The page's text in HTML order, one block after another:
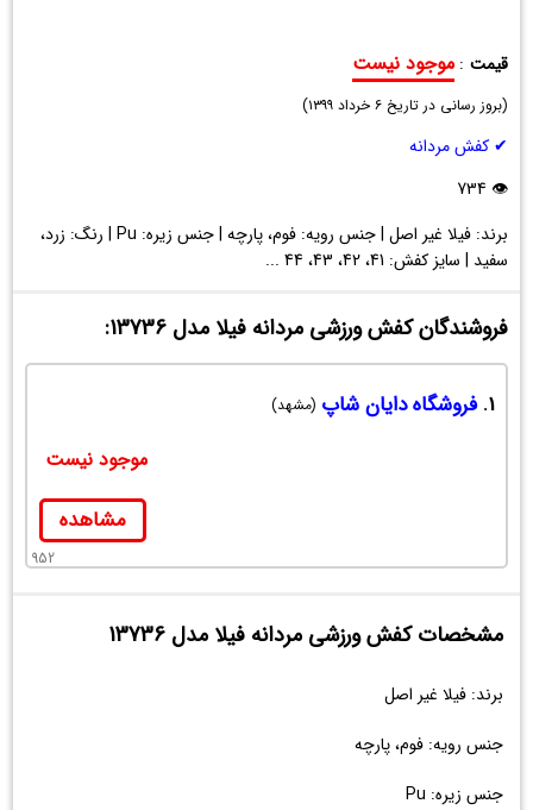
قیمت
کفش
ورزشی
مردانه
فیلا
مدل
: موجود نیست
(بروز رسانی در تاریخ۶ خرداد ۱۳۹۹ )
✔ کفش مردانه
👁 734
برند: فیلا غیر اصل | جنس رویه: فوم، پارچه | جنس زیره: Pu | رنگ: زرد،
سفید | سایز کفش: 41، 42، 43، 44 ...
فروشندگان کفش ورزشی مردانه فیلا مدل 13736:
1. فروشگاه دایان شاپ (مشهد)
موجود نیست
مشاهده
952
مشخصات کفش ورزشی مردانه فیلا مدل 13736
برند: فیلا غیر اصل
جنس رویه: فوم، پارچه
جنس زیره: Pu